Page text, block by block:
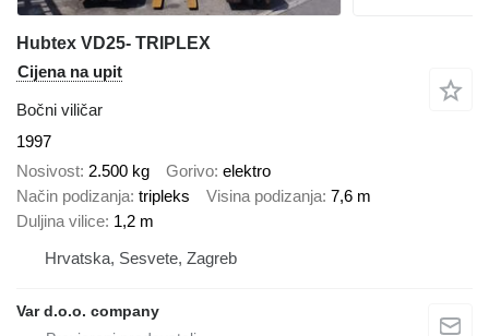
Hubtex VD25- TRIPLEX
Cijena na upit
Bočni viličar
1997
Nosivost 2.500 kg Gorivo elektro
Način podizanja tripleks Visina podizanja 7,6 m
Duljina vilice 1,2 m
Hrvatska, Sesvete, Zagreb
Var d.o.o. company